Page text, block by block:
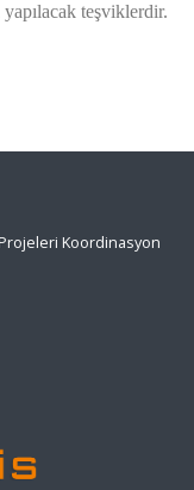
teşviklerdir.
Koordinasyon